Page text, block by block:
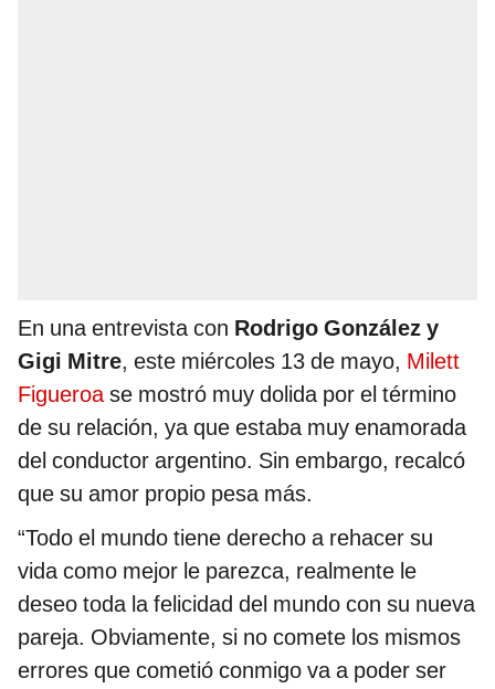
En una entrevista con Rodrigo González y
Gigi Mitre, este miércoles 13 de mayo, Milett
Figueroase mostró muy dolida por el término
de su relación, ya que estaba muy enamorada
del conductor argentino. Sin embargo, recalcó
que su amor propio pesa más.
“Todo el mundo tiene derecho a rehacer su
vida como mejor le parezca, realmente le
deseo toda la felicidad del mundo con su nueva
pareja. Obviamente, si no comete los mismos
errores que cometió conmigo va a poder ser